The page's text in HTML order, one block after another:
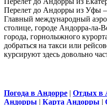
Перелет до Андорры из Уфы –
Главный международный
столице, городе Андорра-ла-
города, горнолыжного
добраться на такси или
курсируют здесь довольно
Погода в Андорре | Отдых в
Андорры | Карта Андорры |